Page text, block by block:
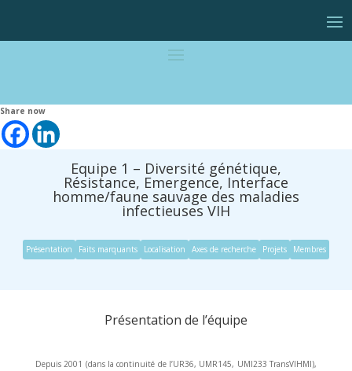
Share now
Equipe 1 – Diversité génétique,
Résistance, Emergence, Interface
homme/faune sauvage des maladies
infectieuses VIH
Présentation Faits marquants Localisation Axes de recherche Projets Membres
Présentation de l’équipe
Depuis 2001 (dans la continuité de l’UR36, UMR145, UMI233 TransVIHMI),